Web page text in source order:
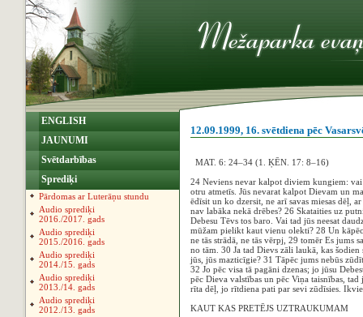
ENGLISH
JAUNUMI
Svētdarbības
Sprediķi
Pārdomas ar Luterāņu stundu
Audio sprediķi
2016./2017. gads
Audio sprediķi
2015./2016. gads
Audio sprediķi
2014./15. gads
Audio sprediķi
2013./14. gads
Audio sprediķi
2012./13. gads
12.09.1999, 16. svētdiena pēc
MAT. 6: 24–34 (1. ĶĒN. 17: 8–16)
24 Neviens nevar kalpot diviem kungiem:
otru atmetīs. Jūs nevarat kalpot Dievam un
ēdīsit un ko dzersit, ne arī savas miesas dēļ,
nav labāka nekā drēbes? 26 Skataities uz
Debesu Tēvs tos baro. Vai tad jūs neesat
mūžam pielikt kaut vienu olekti? 28 Un
ne tās strādā, ne tās vērpj, 29 tomēr Es jums
no tām. 30 Ja tad Dievs zāli laukā, kas
jūs, jūs mazticīgie? 31 Tāpēc jums nebūs
32 Jo pēc visa tā pagāni dzenas; jo jūsu
pēc Dieva valstības un pēc Viņa taisnības, tad
rīta dēļ, jo rītdiena pati par sevi zūdīsies.
KAUT KAS PRETĒJS UZTRAUKUMAM